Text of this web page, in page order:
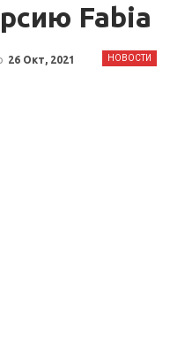
Fabia
НОВОСТИ
26 Окт, 2021